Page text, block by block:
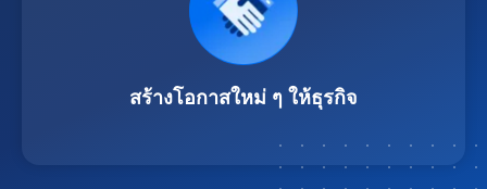
สร้างโอกาสใหม่ ๆ ให้ธุรกิจ